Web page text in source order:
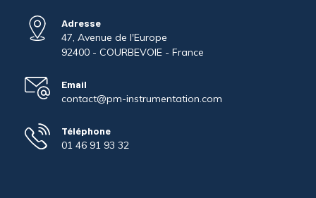
Adresse
47, Avenue de l'Europe
92400 - COURBEVOIE - France
Email
contact@pm-instrumentation.com
Téléphone
01 46 91 93 32